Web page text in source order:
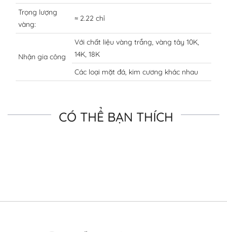
Trọng lượng
vàng:
≈ 2.22 chỉ
Nhận gia công
Với chất liệu vàng trắng, vàng tây 10K,
14K, 18K
Các loại mặt đá, kim cương khác nhau
CÓ THỂ BẠN THÍCH